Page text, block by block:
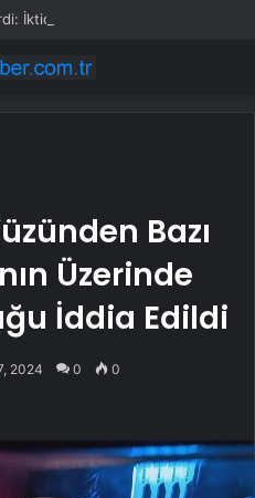
Bazı
Üzerinde
İddia Edildi
2024 0 0